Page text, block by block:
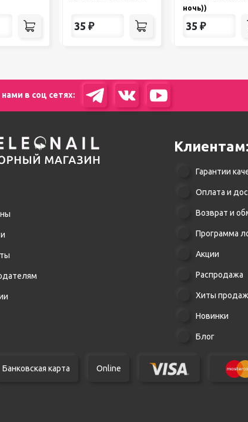
35 ₽
ночь))
35 ₽
в соц сетях:
Клиентам:
Гарантии
Оплата и
Возврат и
Программа
Акции
Распродажа
Хиты продаж
Новинки
Блог
Банковская карта Online